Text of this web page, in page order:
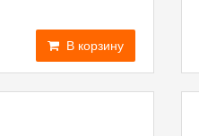
В корзину